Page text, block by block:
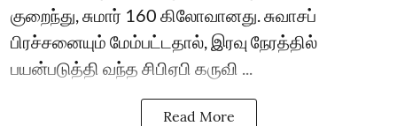
குறைந்து, சுமார் 160 கிலோவானது. சுவாசப்
பிரச்சனையும் மேம்பட்டதால், இரவு நேரத்தில்
பயன்படுத்தி வந்த சிபிஏபி கருவி ...
Read More